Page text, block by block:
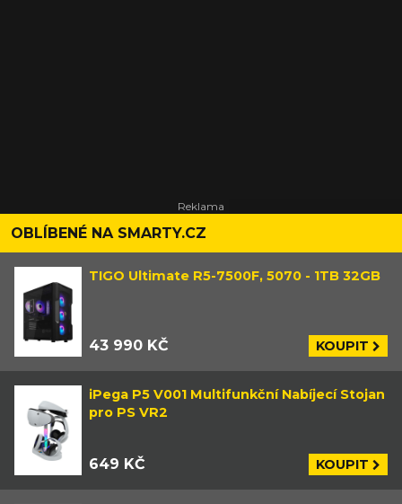
OBLÍBENÉ NA SMARTY.CZ
TIGO Ultimate R5-7500F, 5070 - 1TB 32GB
43 990 KČ KOUPIT
iPega P5 V001 Multifunkční Nabíjecí Stojan
pro PS VR2
649 KČ KOUPIT